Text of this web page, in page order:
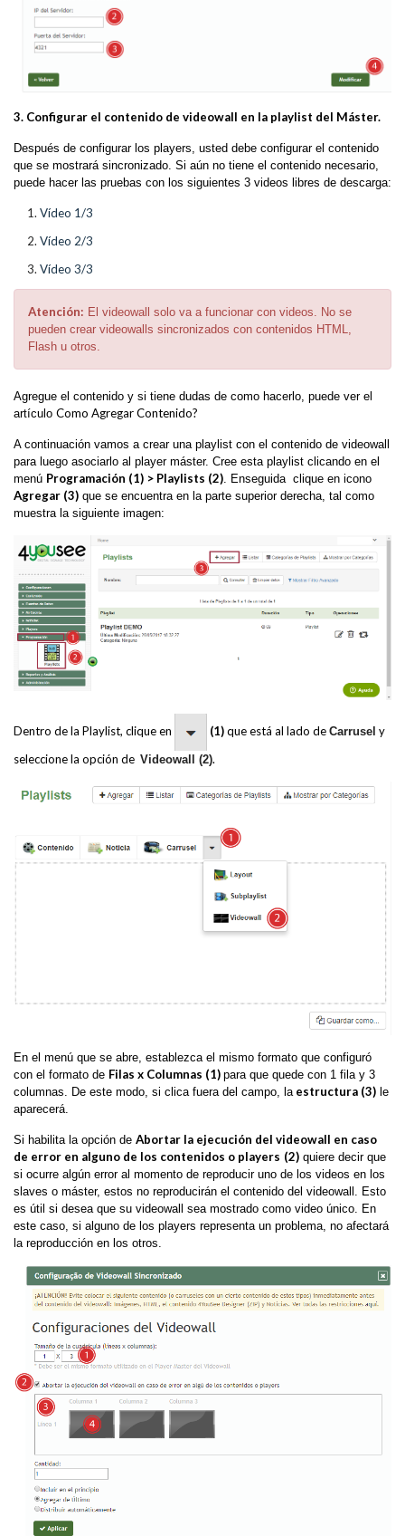
3. Configurar el contenido de videowall en la playlist del Máster.
Después de configurar los players, usted debe configurar el contenido
que se mostrará sincronizado. Si aún no tiene el contenido necesario,
puede hacer las pruebas con los siguientes 3 videos libres de descarga:
Vídeo 1/3
Vídeo 2/3
Vídeo 3/3
Atención: El videowall solo va a funcionar con videos. No se
pueden crear videowalls sincronizados con contenidos HTML,
Flash u otros.
Agregue el contenido y si tiene dudas de como hacerlo, puede ver el
artículo Como Agregar Contenido?
A continuación vamos a crear una playlist con el contenido de videowall
para luego asociarlo al player máster. Cree esta playlist clicando en el
menú Programación (1) > Playlists (2) . Enseguida clique en icono
Agregar (3) que se encuentra en la parte superior derecha, tal como
muestra la siguiente imagen:
Dentro de la Playlist, clique en (1)que está al lado de Carrusel y
seleccione la opción de Videowall (2).
En el menú que se abre, establezca el mismo formato que configuró
con el formato de Filas x Columnas (1) para que quede con 1 fila y 3
columnas. De este modo, si clica fuera del campo, la estructura (3) le
aparecerá.
Si habilita la opción de Abortar la ejecución del videowall en caso
de error en alguno de los contenidos o players (2) quiere decir que
si ocurre algún error al momento de reproducir uno de los videos en los
slaves o máster, estos no reproducirán el contenido del videowall. Esto
es útil si desea que su videowall sea mostrado como video único. En
este caso, si alguno de los players representa un problema, no afectará
la reproducción en los otros.